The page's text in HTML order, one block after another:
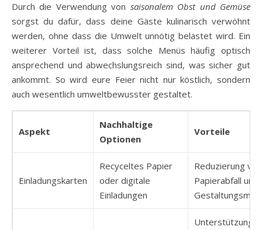
Durch die Verwendung von saisonalem Obst und Gemüse
sorgst du dafür, dass deine Gäste kulinarisch verwöhnt
werden, ohne dass die Umwelt unnötig belastet wird. Ein
weiterer Vorteil ist, dass solche Menüs häufig optisch
ansprechend und abwechslungsreich sind, was sicher gut
ankommt. So wird eure Feier nicht nur köstlich, sondern
auch wesentlich umweltbewusster gestaltet.
Aspekt
Nachhaltige
Optionen
Vorteile
Einladungskarten
Recyceltes Papier
oder digitale
Einladungen
Reduzierung von
Papierabfall
Unterstützung